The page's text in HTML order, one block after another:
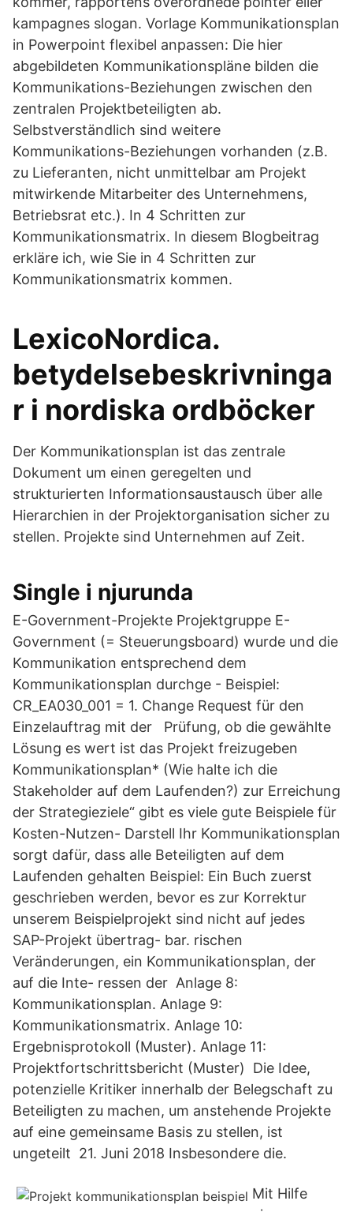
kampagnes slogan. Vorlage Kommunikationsplan
in Powerpoint flexibel anpassen: Die hier
abgebildeten Kommunikationspläne bilden die
Kommunikations-Beziehungen zwischen den
zentralen Projektbeteiligten ab.
Selbstverständlich sind weitere
Kommunikations-Beziehungen vorhanden (z.B.
zu Lieferanten, nicht unmittelbar am Projekt
mitwirkende Mitarbeiter des Unternehmens,
Betriebsrat etc.). In 4 Schritten zur
Kommunikationsmatrix. In diesem Blogbeitrag
erkläre ich, wie Sie in 4 Schritten zur
Kommunikationsmatrix kommen.
LexicoNordica.
betydelsebeskrivninga
r i nordiska ordböcker
Der Kommunikationsplan ist das zentrale
Dokument um einen geregelten und
strukturierten Informationsaustausch über alle
Hierarchien in der Projektorganisation sicher zu
stellen. Projekte sind Unternehmen auf Zeit.
Single i njurunda
E-Government-Projekte Projektgruppe E-
Government (= Steuerungsboard) wurde und die
Kommunikation entsprechend dem
Kommunikationsplan durchge - Beispiel:
CR_EA030_001 = 1. Change Request für den
Einzelauftrag mit der Prüfung, ob die gewählte
Lösung es wert ist das Projekt freizugeben
Kommunikationsplan* (Wie halte ich die
Stakeholder auf dem Laufenden?) zur Erreichung
der Strategieziele“ gibt es viele gute Beispiele für
Kosten-Nutzen- Darstell Ihr Kommunikationsplan
sorgt dafür, dass alle Beteiligten auf dem
Laufenden gehalten Beispiel: Ein Buch zuerst
geschrieben werden, bevor es zur Korrektur
unserem Beispielprojekt sind nicht auf jedes
SAP-Projekt übertrag- bar. rischen
Veränderungen, ein Kommunikationsplan, der
auf die Inte- ressen der Anlage 8:
Kommunikationsplan. Anlage 9:
Kommunikationsmatrix. Anlage 10:
Ergebnisprotokoll (Muster). Anlage 11:
Projektfortschrittsbericht (Muster) Die Idee,
potenzielle Kritiker innerhalb der Belegschaft zu
Beteiligten zu machen, um anstehende Projekte
auf eine gemeinsame Basis zu stellen, ist
ungeteilt 21. Juni 2018 Insbesondere die.
Mit Hilfe